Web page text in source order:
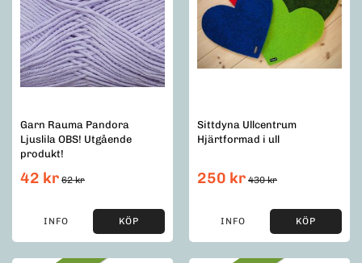
Garn Rauma Pandora
Ljuslila OBS! Utgående
produkt!
42 kr 62 kr
INFO KÖP
Sittdyna Ullcentrum
Hjärtformad i ull
250 kr 430 kr
INFO KÖP